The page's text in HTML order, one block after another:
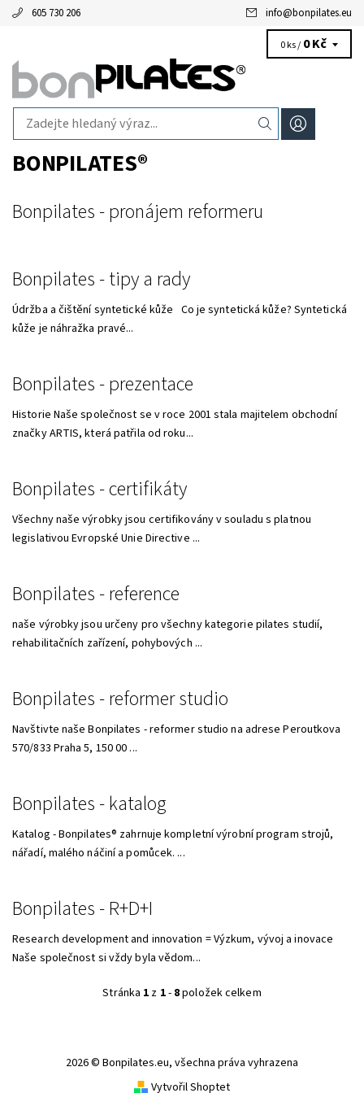
605 730 206 info@bonpilates.eu
0 ks / 0 Kč
BONPILATES®
Bonpilates - pronájem reformeru
Bonpilates - tipy a rady
Údržba a čištění syntetické kůže Co je syntetická kůže? Syntetická
kůže je náhražka pravé...
Bonpilates - prezentace
Historie Naše společnost se v roce 2001 stala majitelem obchodní
značky ARTIS, která patřila od roku...
Bonpilates - certifikáty
Všechny naše výrobky jsou certifikovány v souladu s platnou
legislativou Evropské Unie Directive ...
Bonpilates - reference
naše výrobky jsou určeny pro všechny kategorie pilates studií,
rehabilitačních zařízení, pohybových ...
Bonpilates - reformer studio
Navštivte naše Bonpilates - reformer studio na adrese Peroutkova
570/833 Praha 5, 150 00 ...
Bonpilates - katalog
Katalog - Bonpilates® zahrnuje kompletní výrobní program strojů,
nářadí, malého náčiní a pomůcek. ...
Bonpilates - R+D+I
Research development and innovation = Výzkum, vývoj a inovace
Naše společnost si vždy byla vědom...
Stránka 1 z 1- 8položek celkem
2026 © Bonpilates.eu, všechna práva vyhrazena
Vytvořil Shoptet